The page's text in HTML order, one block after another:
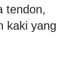
tendon,
kaki yang